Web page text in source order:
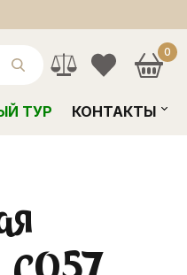
0
ТУР КОНТАКТЫ